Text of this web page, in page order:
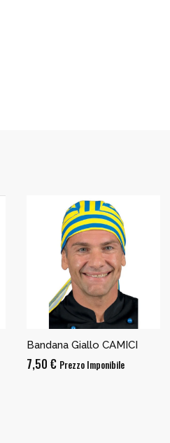
Bandana Giallo CAMICI
7,50 € Prezzo Imponibile